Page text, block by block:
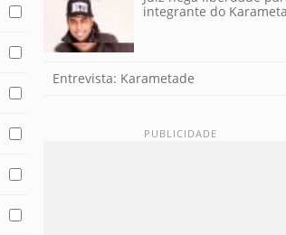
integrante do
Entrevista: Karametade